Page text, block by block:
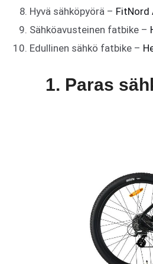
Hyvä sähköpyörä – FitNord
Sähköavusteinen fatbike –
Edullinen sähkö fatbike –
1. Paras